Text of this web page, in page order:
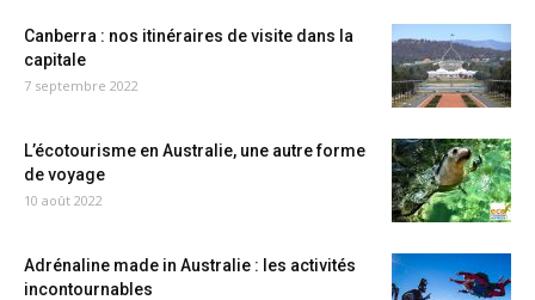
Canberra : nos itinéraires de visite dans la
capitale
7 septembre 2022
L’écotourisme en Australie, une autre forme
de voyage
10 août 2022
Adrénaline made in Australie : les activités
incontournables